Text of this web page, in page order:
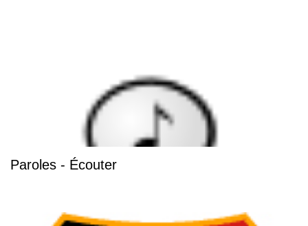
Paroles - Écouter